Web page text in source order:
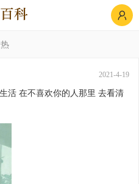
2021-4-19
活 在不喜欢你的人那里 去看清